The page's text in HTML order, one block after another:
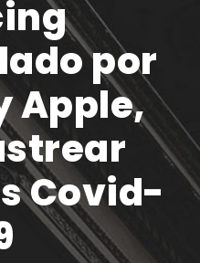
por
Apple,
Covid-